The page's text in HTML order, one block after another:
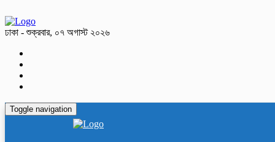
ঢাকা - শুক্রবার, ০৭ অগাস্ট ২০২৬
Toggle navigation